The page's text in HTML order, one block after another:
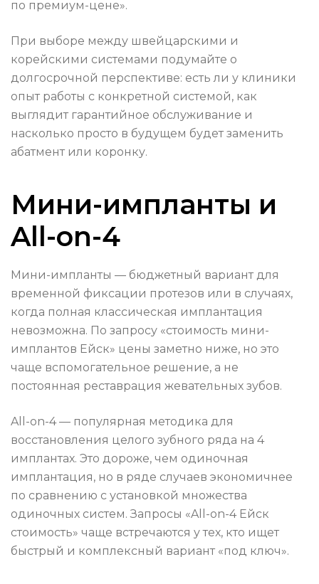
по премиум-цене».
При выборе между швейцарскими и
корейскими системами подумайте о
долгосрочной перспективе: есть ли у клиники
опыт работы с конкретной системой, как
выглядит гарантийное обслуживание и
насколько просто в будущем будет заменить
абатмент или коронку.
Мини-импланты и
All-on-4
Мини-импланты — бюджетный вариант для
временной фиксации протезов или в случаях,
когда полная классическая имплантация
невозможна. По запросу «стоимость мини-
имплантов Ейск» цены заметно ниже, но это
чаще вспомогательное решение, а не
постоянная реставрация жевательных зубов.
All-on-4 — популярная методика для
восстановления целого зубного ряда на 4
имплантах. Это дороже, чем одиночная
имплантация, но в ряде случаев экономичнее
по сравнению с установкой множества
одиночных систем. Запросы «All-on-4 Ейск
стоимость» чаще встречаются у тех, кто ищет
быстрый и комплексный вариант «под ключ».